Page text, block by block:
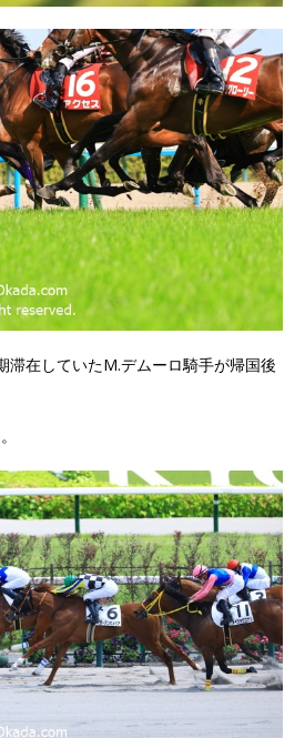
滞在していたM.デムーロ騎手が帰国後